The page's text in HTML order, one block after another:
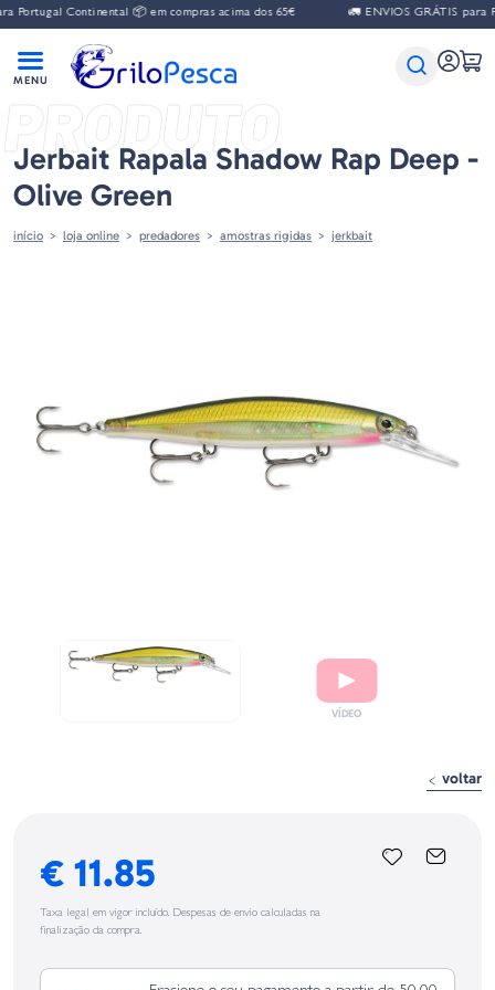
Continental 📦 em compras acima dos 65€ 🚛 ENVIOS GRÁTIS para
PRODUTO
Jerbait Rapala Shadow Rap Deep -
Olive Green
início loja online predadores amostras rigidas jerkbait
voltar
€ 11.85
Taxa legal em vigor incluído. Despesas de envio calculadas na
finalização da compra.